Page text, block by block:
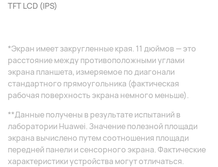
TFT LCD (IPS)
*Экран имеет закругленные края. 11 дюймов — это
расстояние между противоположными углами
экрана планшета, измеряемое по диагонали
стандартного прямоугольника (фактическая
рабочая поверхность экрана немного меньше).
**Данные получены в результате испытаний в
лаборатории Huawei. Значение полезной площади
экрана вычислено путем соотношения площади
передней панели и сенсорного экрана. Фактические
характеристики устройства могут отличаться.